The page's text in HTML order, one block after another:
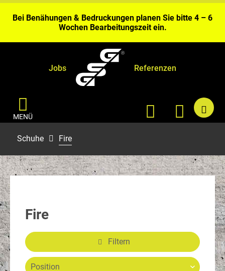
Bei Benähungen & Bedruckungen planen Sie bitte 4 – 6
Wochen Bearbeitungszeit ein.
Gerolstein.
Jobs Referenzen
MENÜ
Schuhe Fire
Fire
Filtern